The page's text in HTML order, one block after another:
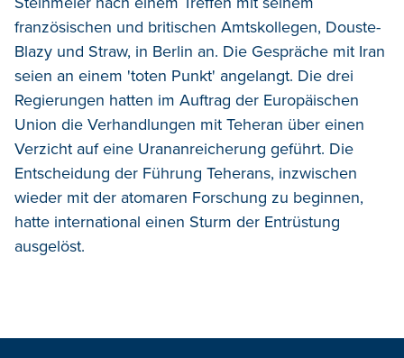
französischen und britischen Amtskollegen, Douste-
Blazy und Straw, in Berlin an. Die Gespräche mit Iran
seien an einem 'toten Punkt' angelangt. Die drei
Regierungen hatten im Auftrag der Europäischen
Union die Verhandlungen mit Teheran über einen
Verzicht auf eine Urananreicherung geführt. Die
Entscheidung der Führung Teherans, inzwischen
wieder mit der atomaren Forschung zu beginnen,
hatte international einen Sturm der Entrüstung
ausgelöst.